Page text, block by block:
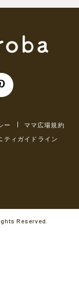
ー
ママ広場規約
ティガイドライン
Reserved.